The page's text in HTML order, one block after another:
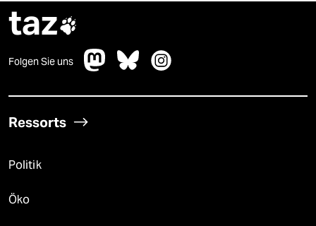
taz
Folgen Sie uns
Ressorts
Politik
Öko